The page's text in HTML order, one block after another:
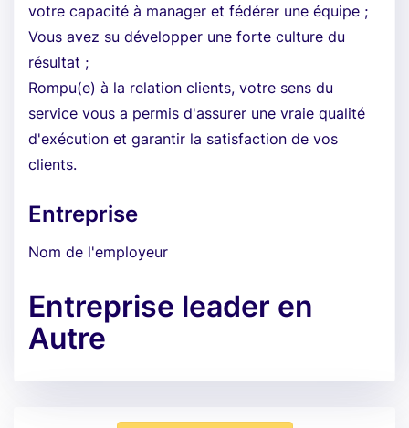
votre capacité à manager et fédérer une équipe ;
Vous avez su développer une forte culture du
résultat ;
Rompu(e) à la relation clients, votre sens du
service vous a permis d'assurer une vraie qualité
d'exécution et garantir la satisfaction de vos
clients.
Entreprise
Nom de l'employeur
Entreprise leader en
Autre